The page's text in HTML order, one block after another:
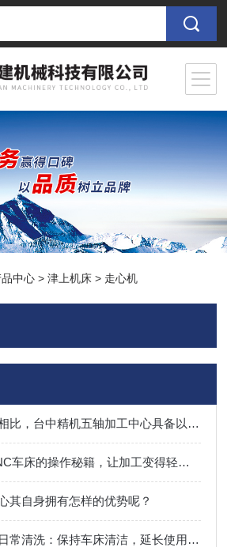
品中心 >津上机床 > 走心机
与普通加工中心相比，台中精机五轴加工中心具备以下显著特征
解锁台中精机CNC车床的操作秘籍，让加工变得轻而易举！
其自身拥有怎样的优势呢？
数控刀塔车床的日常清洗：保持车床清洁，延长使用寿命